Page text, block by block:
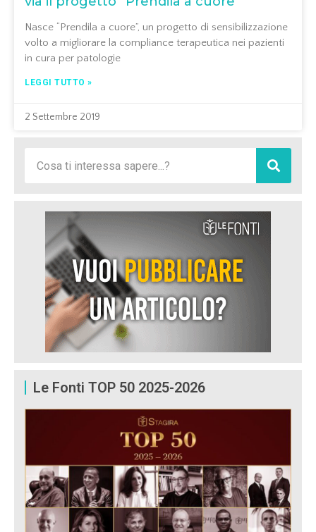
Nasce “Prendila a cuore”, un progetto di sensibilizzazione
volto a migliorare la compliance terapeutica nei pazienti
in cura per patologie
LEGGI TUTTO »
2 Settembre 2019
Le Fonti TOP 50 2025-2026